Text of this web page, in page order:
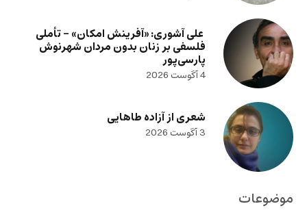
علی آشوری: «آفرینش امکان» – تأملی
فلسفی بر زنان بدون مردان شهرنوش
پارسی‌پور
4 آگوست 2026
شعری از آزاده طاهایی
3 آگوست 2026
موضوعات